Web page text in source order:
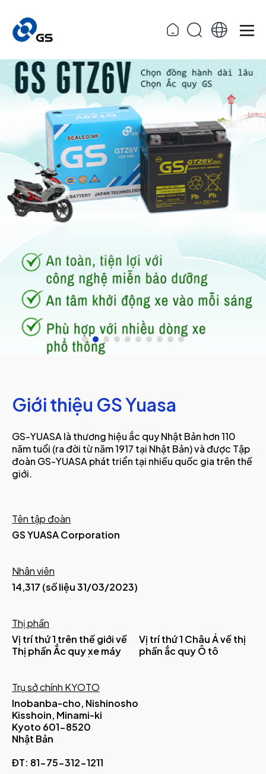
Giới thiệu GS Yuasa
GS-YUASA là thương hiệu ắc quy Nhật Bản hơn 110
năm tuổi (ra đời từ năm 1917 tại Nhật Bản) và được Tập
đoàn GS-YUASA phát triển tại nhiều quốc gia trên thế
giới.
Tên tập đoàn
GS YUASA Corporation
Nhân viên
14,317 (số liệu 31/03/2023)
Thị phần
Vị trí thứ 1 trên thế giới về
Thị phần Ắc quy xe máy
Vị trí thứ 1 Châu Á về thị
phần ắc quy Ô tô
Trụ sở chính KYOTO
Inobanba-cho, Nishinosho
Kisshoin, Minami-ki
Kyoto 601-8520
Nhật Bản
ĐT: 81-75-312-1211